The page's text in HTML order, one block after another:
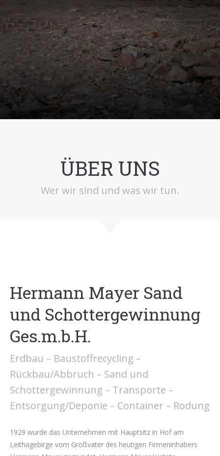
ÜBER UNS
Wer wir sind und was wir tun.
Hermann Mayer Sand
und Schottergewinnung
Ges.m.b.H.
Erdbau – Baustoffrecycling –
Rückbau/Abbruch – Sand und
Schottergewinnung – Transporte –
Entsorgung/Deponie – Container – Rodung
1929 wurde das Unternehmen mit Hauptsitz in Hof am
Leithagebirge vom Großvater des heutigen Firmeninhabers